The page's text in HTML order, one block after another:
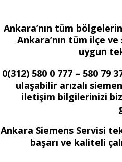
Ankara’nın tüm
Ankara’nın tüm ilçe
uygun
0(312) 580 0 777 – 580
ulaşabilir arızalı
iletişim bilgilerinizi
Ankara Siemens Servisi
başarı ve kaliteli